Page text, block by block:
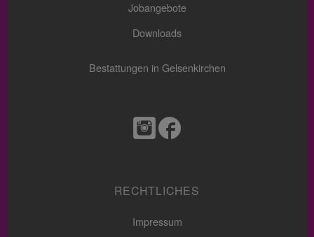
Jobangebote
Downloads
Bestattungen in Gelsenkirchen
RECHTLICHES
Impressum